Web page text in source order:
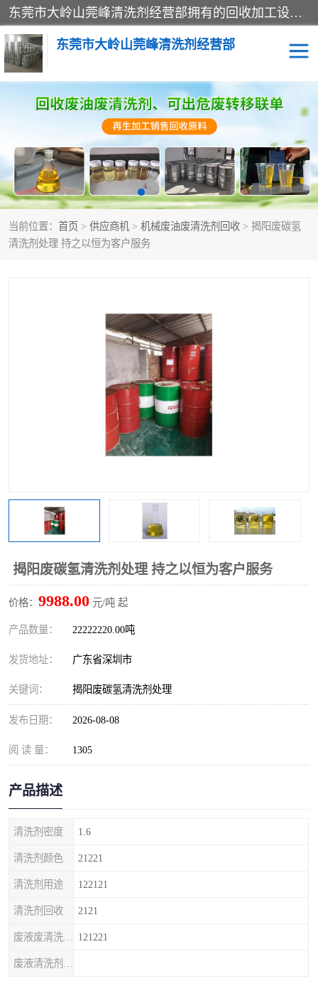
东莞市大岭山莞峰清洗剂经营部拥有的回收加工设备，大量废油回收、废清洗剂回收、废溶剂油回收、机械废油废清洗剂回收、废碳氢回收、碳氢液压油回收、碳氢二氯回收等废清洗剂处理；我们只是提供废旧化工原料的循环使用存放点，执行正规的存放，有正规的回收资质处理。同时我们公司批发零售回收级清洗剂，脱模油再生基础油，质量保证。
东莞市大岭山莞峰清洗剂经营部
当前位置： 首页 > 供应商机 > 机械废油废清洗剂回收 > 揭阳废碳氢
清洗剂处理 持之以恒为客户服务
揭阳废碳氢清洗剂处理 持之以恒为客户服务
价格： 9988.00 元/吨 起
产品数量： 22222220.00吨
发货地址： 广东省深圳市
关键词： 揭阳废碳氢清洗剂处理
发布日期： 2026-08-08
阅 读 量： 1305
产品描述
清洗剂密度 1.6
清洗剂颜色 21221
清洗剂用途 122121
清洗剂回收 2121
121221
废清洗剂回收
废溶剂油回收 机械废油废清洗剂回收
废碳氢回收 碳氢液压油回收
碳氢二氯回收 回收废三四氯乙烯
上门回收废清洗剂